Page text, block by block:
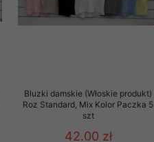
Bluzki damskie (Włoskie produkt)
Roz Standard, Mix Kolor Paczka 5
szt
42.00 zł